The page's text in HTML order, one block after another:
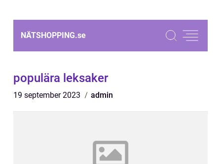
NÄTSHOPPING.se
populära leksaker
19 september 2023 admin